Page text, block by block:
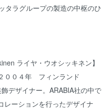
タラグループの製造の中枢のひ
ライヤ・ウオシッキネン】
００４年 フィンランド
デザイナー。ARABIA社の中で
レーションを行ったデザイナ